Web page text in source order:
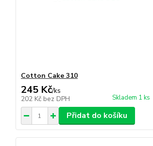
Cotton Cake 310
245 Kč/ks
202 Kč bez DPH Skladem 1 ks
Přidat do košíku